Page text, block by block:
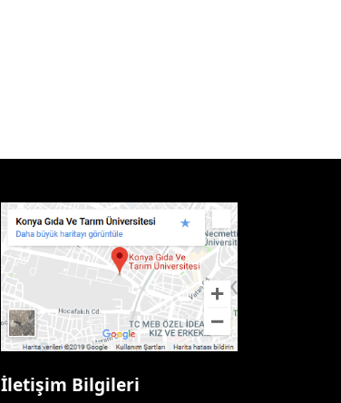
İletişim Bilgileri